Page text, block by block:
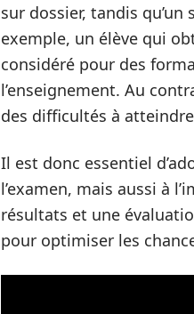
sur dossier, tandis
exemple, un élève qui
considéré pour des
l’enseignement. Au
des difficultés à
Il est donc essentiel
l’examen, mais aussi à
résultats et une
pour optimiser les